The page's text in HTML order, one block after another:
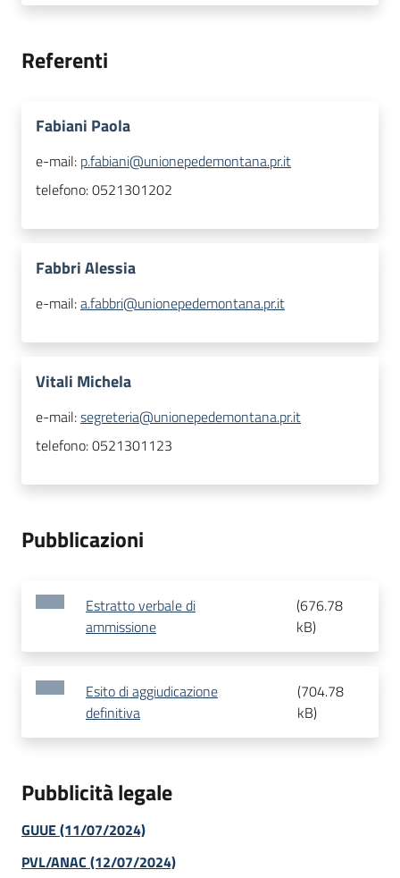
Referenti
Fabiani Paola
e-mail: p.fabiani@unionepedemontana.pr.it
telefono:0521301202
Fabbri Alessia
e-mail:a.fabbri@unionepedemontana.pr.it
Vitali Michela
e-mail:segreteria@unionepedemontana.pr.it
telefono:0521301123
Pubblicazioni
Estratto verbale di
ammissione
(676.78
kB)
Esito di aggiudicazione
definitiva
(704.78
kB)
Pubblicità legale
GUUE (11/07/2024)
PVL/ANAC (12/07/2024)